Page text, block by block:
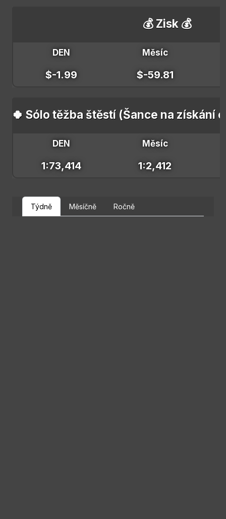
💰 Zisk 💰
DEN Měsíc
$-1.99 $-59.81
🍀 Sólo těžba štěstí (Šance na získání
DEN Měsíc
1:73,414 1:2,412
Týdně Měsíčně Ročně